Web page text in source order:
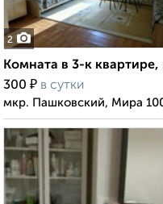
2
Комната в 3-к
300 ₽ в сутки
мкр. Пашковский, Мира